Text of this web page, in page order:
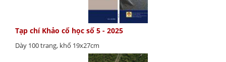
Tạp chí Khảo cổ học số 5 - 2025
Dày 100 trang, khổ 19x27cm